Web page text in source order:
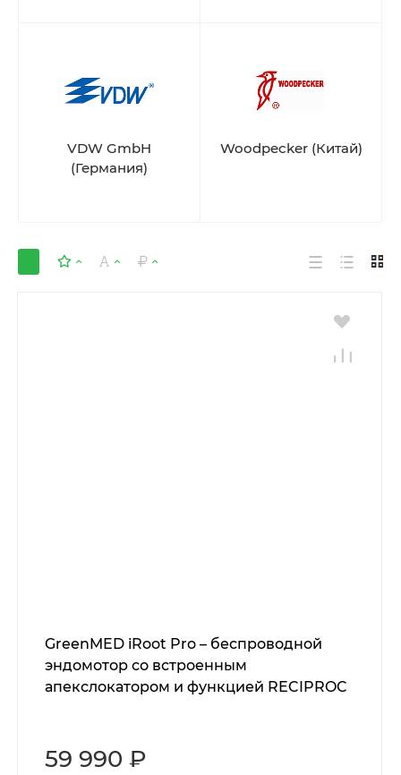
VDW GmbH
(Германия)
Woodpecker (Китай)
GreenMED iRoot Pro – беспроводной
эндомотор со встроенным
апекслокатором и функцией RECIPROC
59 990 ₽